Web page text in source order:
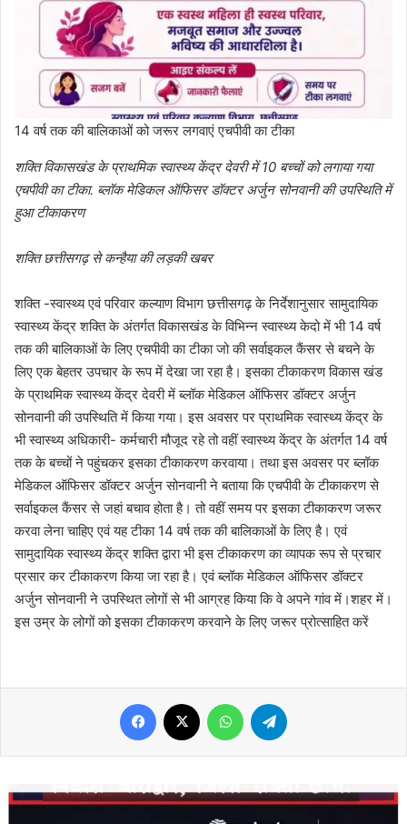
14 वर्ष तक की बालिकाओं को जरूर लगवाएं एचपीवी का टीका
शक्ति विकासखंड के प्राथमिक स्वास्थ्य केंद्र देवरी में 10 बच्चों को लगाया गया
एचपीवी का टीका. ब्लॉक मेडिकल ऑफिसर डॉक्टर अर्जुन सोनवानी की उपस्थिति में
हुआ टीकाकरण
शक्ति छत्तीसगढ़ से कन्हैया की लड़की खबर
शक्ति -स्वास्थ्य एवं परिवार कल्याण विभाग छत्तीसगढ़ के निर्देशानुसार सामुदायिक
स्वास्थ्य केंद्र शक्ति के अंतर्गत विकासखंड के विभिन्न स्वास्थ्य केदो में भी 14 वर्ष
तक की बालिकाओं के लिए एचपीवी का टीका जो की सर्वाइकल कैंसर से बचने के
लिए एक बेहतर उपचार के रूप में देखा जा रहा है। इसका टीकाकरण विकास खंड
के प्राथमिक स्वास्थ्य केंद्र देवरी में ब्लॉक मेडिकल ऑफिसर डॉक्टर अर्जुन
सोनवानी की उपस्थिति में किया गया। इस अवसर पर प्राथमिक स्वास्थ्य केंद्र के
भी स्वास्थ्य अधिकारी- कर्मचारी मौजूद रहे तो वहीं स्वास्थ्य केंद्र के अंतर्गत 14 वर्ष
तक के बच्चों ने पहुंचकर इसका टीकाकरण करवाया। तथा इस अवसर पर ब्लॉक
मेडिकल ऑफिसर डॉक्टर अर्जुन सोनवानी ने बताया कि एचपीवी के टीकाकरण से
सर्वाइकल कैंसर से जहां बचाव होता है। तो वहीं समय पर इसका टीकाकरण जरूर
करवा लेना चाहिए एवं यह टीका 14 वर्ष तक की बालिकाओं के लिए है। एवं
सामुदायिक स्वास्थ्य केंद्र शक्ति द्वारा भी इस टीकाकरण का व्यापक रूप से प्रचार
प्रसार कर टीकाकरण किया जा रहा है। एवं ब्लॉक मेडिकल ऑफिसर डॉक्टर
अर्जुन सोनवानी ने उपस्थित लोगों से भी आग्रह किया कि वे अपने गांव में।शहर में।
इस उम्र के लोगों को इसका टीकाकरण करवाने के लिए जरूर प्रोत्साहित करें
Facebook WhatsApp